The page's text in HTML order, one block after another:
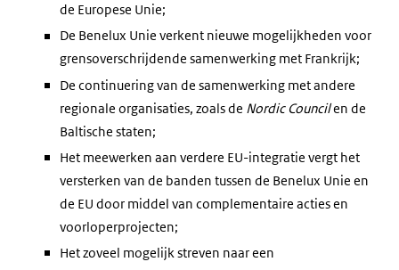
de Europese Unie;
De Benelux Unie verkent nieuwe mogelijkheden voor
grensoverschrijdende samenwerking met Frankrijk;
De continuering van de samenwerking met andere
regionale organisaties, zoals de Nordic Councilen de
Baltische staten;
Het meewerken aan verdere EU-integratie vergt het
versterken van de banden tussen de Benelux Unie en
de EU door middel van complementaire acties en
voorloperprojecten;
Het zoveel mogelijk streven naar een